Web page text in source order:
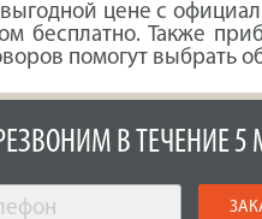
цене с
бесплатно. Также
помогут выбрать
В ТЕЧЕНИЕ 5